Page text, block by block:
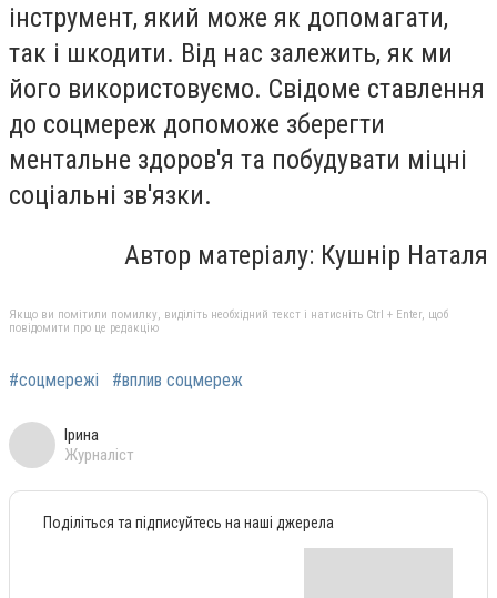
інструмент, який може як допомагати,
так і шкодити. Від нас залежить, як ми
його використовуємо. Свідоме ставлення
до соцмереж допоможе зберегти
ментальне здоров'я та побудувати міцні
соціальні зв'язки.
Автор матеріалу: Кушнір Наталя
Якщо ви помітили помилку, виділіть необхідний текст і натисніть Ctrl + Enter, щоб
повідомити про це редакцію
#соцмережі #вплив соцмереж
Ірина
Журналіст
Поділіться та підписуйтесь на наші джерела